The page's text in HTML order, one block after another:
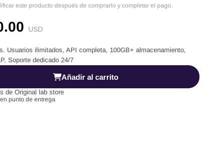
este producto después de comprarlo y completar el pago.
USD
Usuarios ilimitados, API completa, 100GB+ almacenamiento,
Soporte dedicado 24/7
Añadir al carrito
de Original lab store
punto de entrega